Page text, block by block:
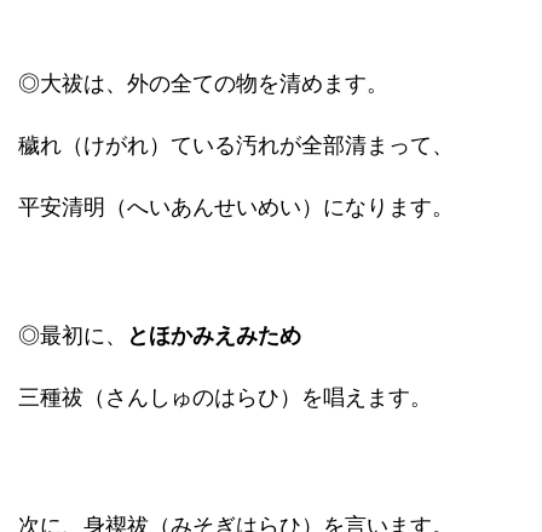
◎大祓は、外の全ての物を清めます。
穢れ（けがれ）ている汚れが全部清まって、
平安清明（へいあんせいめい）になります。
◎最初に、 とほかみえみため
三種祓（さんしゅのはらひ）を唱えます。
次に、身禊祓（みそぎはらひ）を言います。